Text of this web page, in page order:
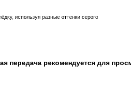
используя разные оттенки серого
передача рекомендуется для